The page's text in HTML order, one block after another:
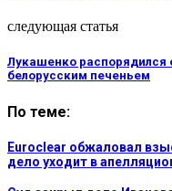
следующая статья
Лукашенко распорядился
белорусским печеньем
По теме:
Euroclear обжаловал
дело уходит в